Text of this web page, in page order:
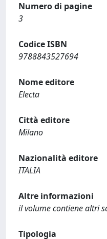
Numero di pagine
3
Codice ISBN
9788843527694
Nome editore
Electa
Città editore
Milano
Nazionalità editore
ITALIA
Altre informazioni
il volume contiene altri
Tipologia